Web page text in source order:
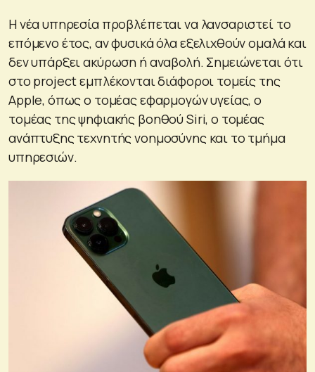
Η νέα υπηρεσία προβλέπεται να λανσαριστεί το
επόμενο έτος, αν φυσικά όλα εξελιχθούν ομαλά και
δεν υπάρξει ακύρωση ή αναβολή. Σημειώνεται ότι
στο project εμπλέκονται διάφοροι τομείς της
Apple, όπως ο τομέας εφαρμογών υγείας, ο
τομέας της ψηφιακής βοηθού Siri, ο τομέας
ανάπτυξης τεχνητής νοημοσύνης και το τμήμα
υπηρεσιών.